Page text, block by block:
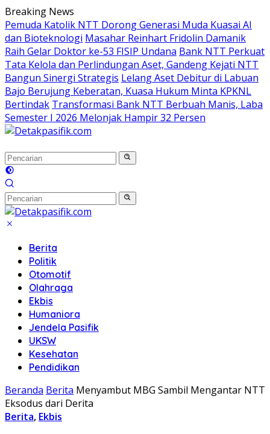
Langsung
ke
konten
Breaking News
Pemuda Katolik NTT Dorong Generasi Muda Kuasai AI
dan Bioteknologi Masahar Reinhart Fridolin Damanik
Raih Gelar Doktor ke-53 FISIP Undana Bank NTT Perkuat
Tata Kelola dan Perlindungan Aset, Gandeng Kejati NTT
Bangun Sinergi Strategis Lelang Aset Debitur di Labuan
Bajo Berujung Keberatan, Kuasa Hukum Minta KPKNL
Bertindak Transformasi Bank NTT Berbuah Manis, Laba
Semester I 2026 Melonjak Hampir 32 Persen
Berita
Politik
Otomotif
Olahraga
Ekbis
Humaniora
Jendela Pasifik
UKSW
Kesehatan
Pendidikan
Beranda Berita Menyambut MBG Sambil Mengantar NTT
Eksodus dari Derita
Berita, Ekbis